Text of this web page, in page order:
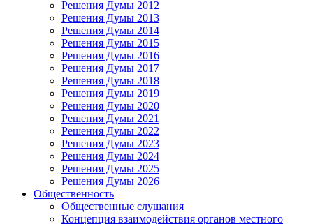
Решения Думы 2012
Решения Думы 2013
Решения Думы 2014
Решения Думы 2015
Решения Думы 2016
Решения Думы 2017
Решения Думы 2018
Решения Думы 2019
Решения Думы 2020
Решения Думы 2021
Решения Думы 2022
Решения Думы 2023
Решения Думы 2024
Решения Думы 2025
Решения Думы 2026
Общественность
Общественные слушания
Концепция взаимодействия органов местного